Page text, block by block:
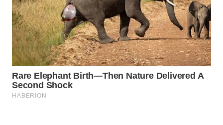
WAHANANEWS
ID
WAHANANEWS
CO ID
WAHANANEWS
NET